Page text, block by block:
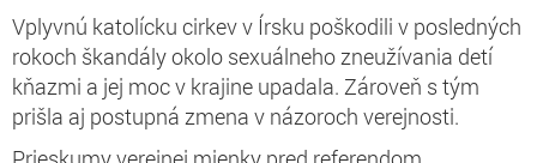
Vplyvnú katolícku cirkev v Írsku poškodili v posledných
rokoch škandály okolo sexuálneho zneužívania detí
kňazmi a jej moc v krajine upadala. Zároveň s tým
prišla aj postupná zmena v názoroch verejnosti.